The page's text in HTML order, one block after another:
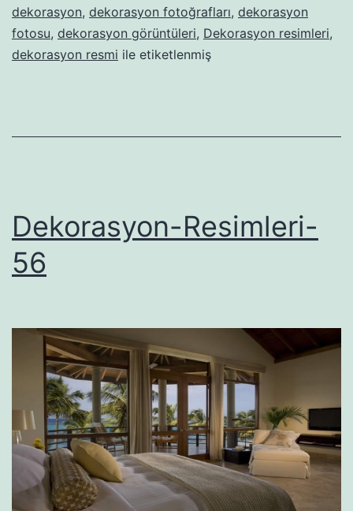
dekorasyon, dekorasyon fotoğrafları, dekorasyon
fotosu, dekorasyon görüntüleri, Dekorasyon resimleri,
dekorasyon resmi ile etiketlenmiş
Dekorasyon-Resimleri-
56